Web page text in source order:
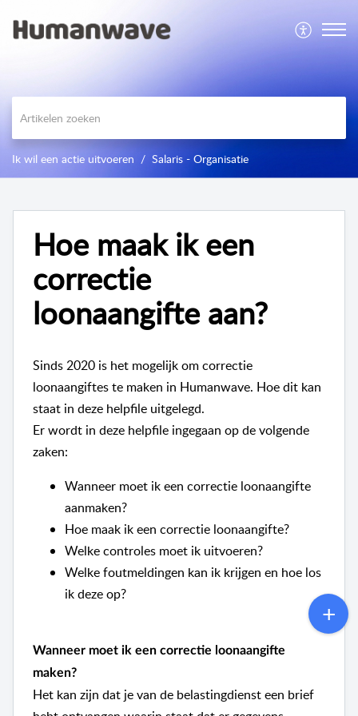
Ik wil een actie uitvoeren Salaris - Organisatie
Hoe maak ik een
correctie
loonaangifte aan?
Sinds 2020 is het mogelijk om correctie
loonaangiftes te maken in Humanwave. Hoe dit kan
staat in deze helpfile uitgelegd.
Er wordt in deze helpfile ingegaan op de volgende
zaken:
Wanneer moet ik een correctie loonaangifte
aanmaken?
Hoe maak ik een correctie loonaangifte?
Welke controles moet ik uitvoeren?
Welke foutmeldingen kan ik krijgen en hoe los
ik deze op?
Wanneer moet ik een correctie loonaangifte
maken?
Het kan zijn dat je van de belastingdienst een brief